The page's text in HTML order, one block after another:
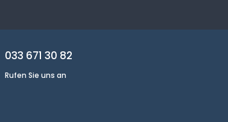
033 671 30 82
Rufen Sie uns an